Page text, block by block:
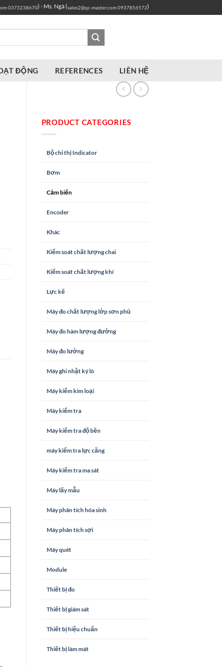
0373238670) - Ms. Ngà (sales2@qc-master.com0937856572)
ĐỘNG REFERENCES LIÊN HỆ
PRODUCT CATEGORIES
Bộ chỉ thị Indicator
Bơm
Cảm biến
Encoder
Khác
Kiểm soát chất lượng chai
Kiểm soát chất lượng khí
Lực kế
Máy đo chất lượng lớp sơn phủ
Máy đo hàm lượng đường
Máy đo lường
Máy ghi nhật ký lò
Máy kiểm kim loại
Máy kiểm tra
Máy kiểm tra độ bền
máy kiểm tra lực căng
Máy kiểm tra ma sát
Máy lấy mẫu
Máy phân tích hóa sinh
Máy phân tích sợi
Máy quét
Module
Thiết bị đo
Thiết bị giám sát
Thiết bị hiệu chuẩn
Thiết bị làm mát